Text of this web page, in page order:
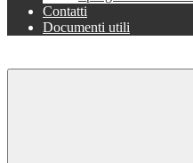
Contatti
Documenti utili